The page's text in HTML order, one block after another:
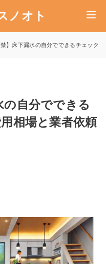
ノオト
禁】床下漏水の自分でできるチェック
の自分でできる
相場と業者依頼